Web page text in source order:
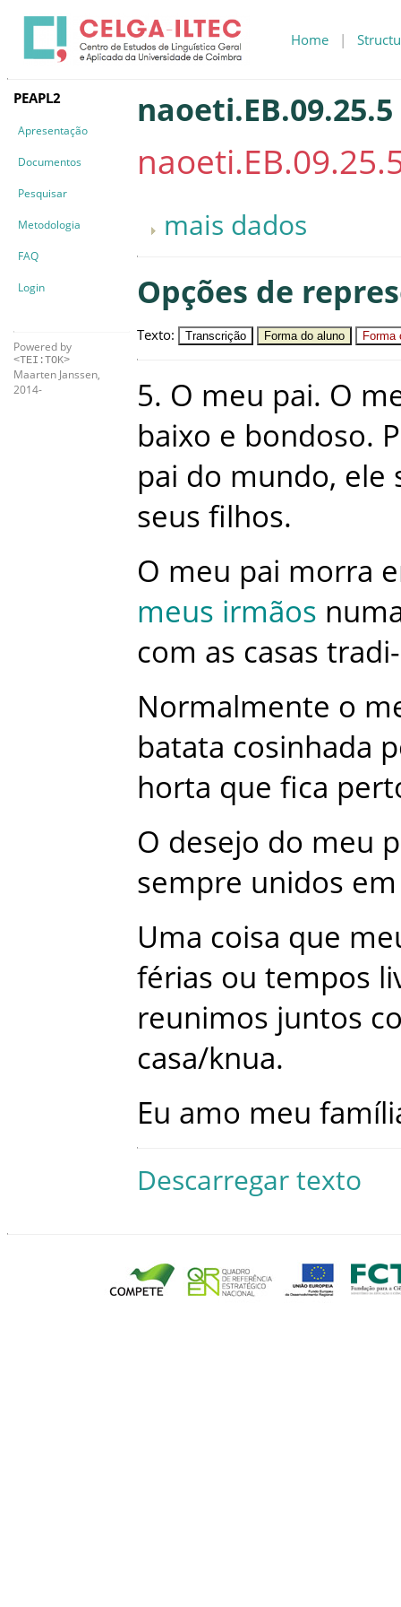
Home |
PEAPL2
Apresentação
Documentos
Pesquisar
Metodologia
FAQ
Login
Powered by
<TEI:TOK>
Maarten Janssen,
2014-
naoeti.EB.09.25.5
mais dados
Opções de
Texto: Transcrição Forma do aluno Forma
5. O meu pai. O
baixo e bondoso.
pai do mundo, ele
seus filhos.
O meu pai morra
meus irmãos
com as casas
Normalmente o
batata cosinhada
horta que fica
O desejo do meu
sempre unidos em
Uma coisa que
férias ou tempos
reunimos juntos
casa/knua.
Eu amo meu
Descarregar texto